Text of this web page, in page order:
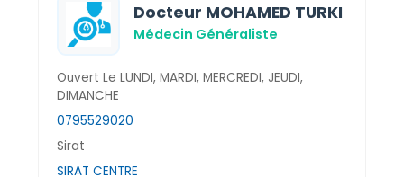
Docteur MOHAMED TURKI
Médecin Généraliste
Ouvert Le LUNDI, MARDI, MERCREDI, JEUDI,
DIMANCHE
0795529020
Sirat
SIRAT CENTRE